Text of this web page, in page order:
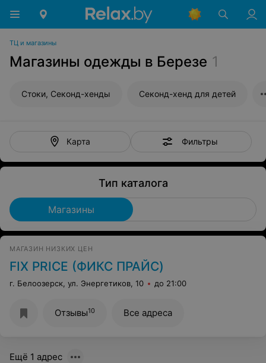
ТЦ и магазины
Магазины одежды в Березе 1
Стоки, Секонд-хенды Секонд-хенд для детей
Карта Фильтры
Тип каталога
Магазины
МАГАЗИН НИЗКИХ ЦЕН
FIX PRICE (ФИКС ПРАЙС)
г. Белоозерск, ул. Энергетиков, 10 до 21:00
Отзывы10 Все адреса
Ещё 1 адрес